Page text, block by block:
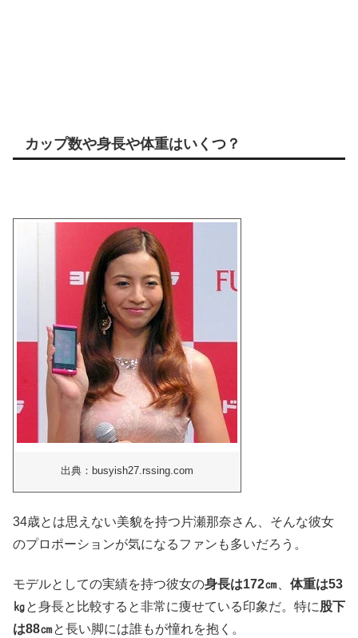
カップ数や身長や体重はいくつ？
出典：busyish27.rssing.com
34歳とは思えない美貌を持つ片瀬那奈さん、そんな彼女
のプロポーションが気になるファンも多いだろう。
モデルとしての実績を持つ彼女の身長は172㎝
体重は53
㎏と身長と比較すると非常に痩せている印象だ。特に股下
は88㎝と長い脚には誰もが憧れを抱く。